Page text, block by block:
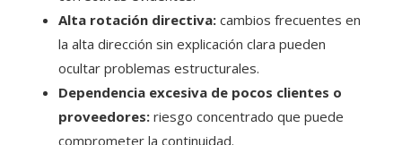
Alta rotación directiva: cambios frecuentes en
la alta dirección sin explicación clara pueden
ocultar problemas estructurales.
Dependencia excesiva de pocos clientes o
proveedores: riesgo concentrado que puede
comprometer la continuidad.